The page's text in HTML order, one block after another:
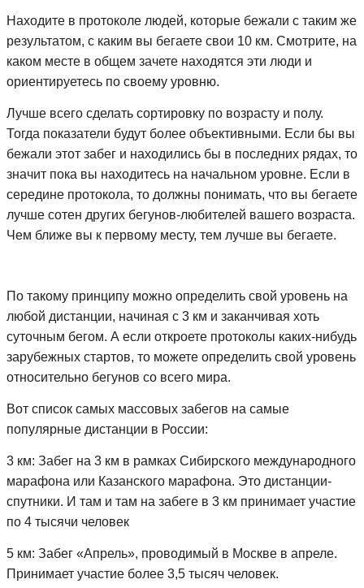
Находите в протоколе людей, которые бежали с таким же
результатом, с каким вы бегаете свои 10 км. Смотрите, на
каком месте в общем зачете находятся эти люди и
ориентируетесь по своему уровню.
Лучше всего сделать сортировку по возрасту и полу.
Тогда показатели будут более объективными. Если бы вы
бежали этот забег и находились бы в последних рядах, то
значит пока вы находитесь на начальном уровне. Если в
середине протокола, то должны понимать, что вы бегаете
лучше сотен других бегунов-любителей вашего возраста.
Чем ближе вы к первому месту, тем лучше вы бегаете.
По такому принципу можно определить свой уровень на
любой дистанции, начиная с 3 км и заканчивая хоть
суточным бегом. А если откроете протоколы каких-нибудь
зарубежных стартов, то можете определить свой уровень
относительно бегунов со всего мира.
Вот список самых массовых забегов на самые
популярные дистанции в России:
3 км: Забег на 3 км в рамках Сибирского международного
марафона или Казанского марафона. Это дистанции-
спутники. И там и там на забеге в 3 км принимает участие
по 4 тысячи человек
5 км: Забег «Апрель», проводимый в Москве в апреле.
Принимает участие более 3,5 тысяч человек.